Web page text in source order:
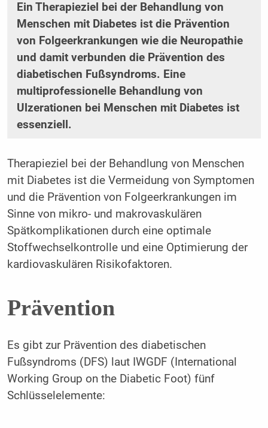
Ein Therapieziel bei der Behandlung von
Menschen mit Diabetes ist die Prävention
von Folgeerkrankungen wie die Neuropathie
und damit verbunden die Prävention des
diabetischen Fußsyndroms. Eine
multiprofessionelle Behandlung von
Ulzerationen bei Menschen mit Diabetes ist
essenziell.
Therapieziel bei der Behandlung von Menschen
mit Diabetes ist die Vermeidung von Symptomen
und die Prävention von Folgeerkrankungen im
Sinne von mikro- und makrovaskulären
Spätkomplikationen durch eine optimale
Stoffwechselkontrolle und eine Optimierung der
kardiovaskulären Risikofaktoren.
Prävention
Es gibt zur Prävention des diabetischen
Fußsyndroms (DFS) laut IWGDF (International
Working Group on the Diabetic Foot) fünf
Schlüsselelemente: